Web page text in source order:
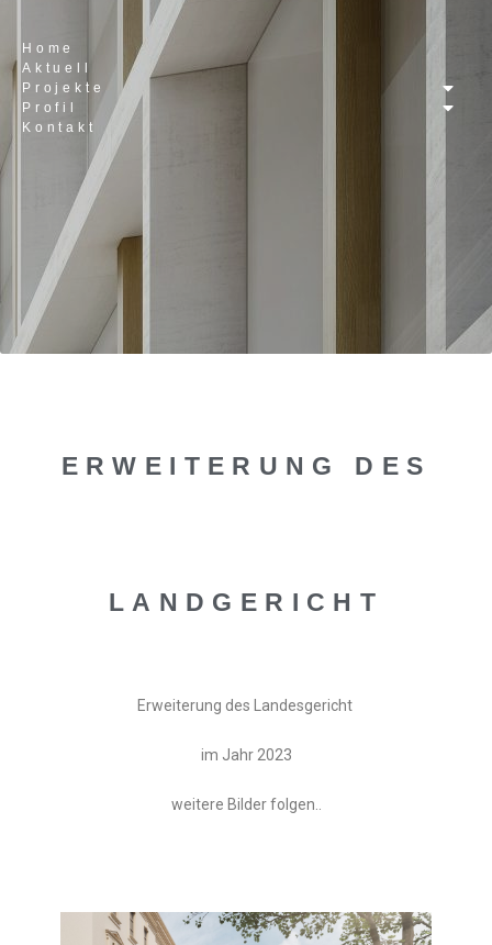
Home
Aktuell
Projekte
Profil
Kontakt
ERWEITERUNG DES
LANDGERICHT
Erweiterung des Landesgericht
im Jahr 2023
weitere Bilder folgen..